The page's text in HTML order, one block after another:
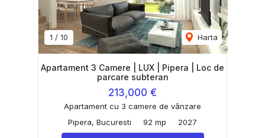
1 / 10 Harta
Apartament 3 Camere | LUX | Pipera | Loc de
parcare subteran
213,000 €
Apartament cu 3 camere de vânzare
Pipera, Bucuresti
92 mp 2027